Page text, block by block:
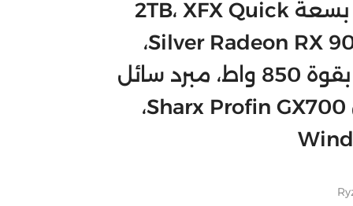
قرص NVMe SSD بسعة 2TB، XFX Quick
Silver Radeon RX 9070 XT 16GB VGA،
مزود طاقة ذهبي بقوة 850 واط، مبرد سائل
Azza L360، هيكل Sharx Profin GX700،